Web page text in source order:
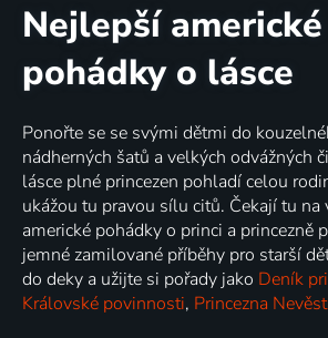
Nejlepší americké
pohádky o lásce
Ponořte se se svými dětmi do
nádherných šatů a velkých odvážných
lásce plné princezen pohladí celou
ukážou tu pravou sílu citů. Čekají tu na
americké pohádky o princi a princezně
jemné zamilované příběhy pro starší
do deky a užijte si pořady jako Deník
Královské povinnosti, Princezna